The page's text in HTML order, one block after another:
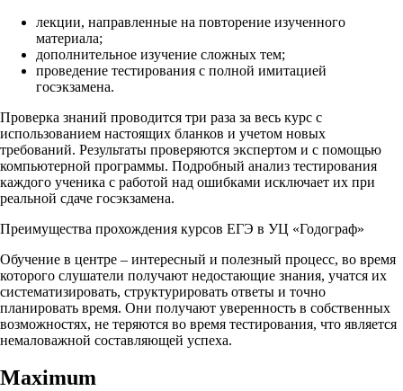
лекции, направленные на повторение изученного
материала;
дополнительное изучение сложных тем;
проведение тестирования с полной имитацией
госэкзамена.
Проверка знаний проводится три раза за весь курс с
использованием настоящих бланков и учетом новых
требований. Результаты проверяются экспертом и с помощью
компьютерной программы. Подробный анализ тестирования
каждого ученика с работой над ошибками исключает их при
реальной сдаче госэкзамена.
Преимущества прохождения курсов ЕГЭ в УЦ «Годограф»
Обучение в центре – интересный и полезный процесс, во время
которого слушатели получают недостающие знания, учатся их
систематизировать, структурировать ответы и точно
планировать время. Они получают уверенность в собственных
возможностях, не теряются во время тестирования, что является
немаловажной составляющей успеха.
Maximum